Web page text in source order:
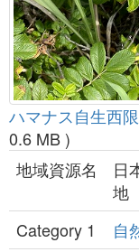
ハマナス自生西
0.6 MB )
地域資源名
日
地
Category 1
自